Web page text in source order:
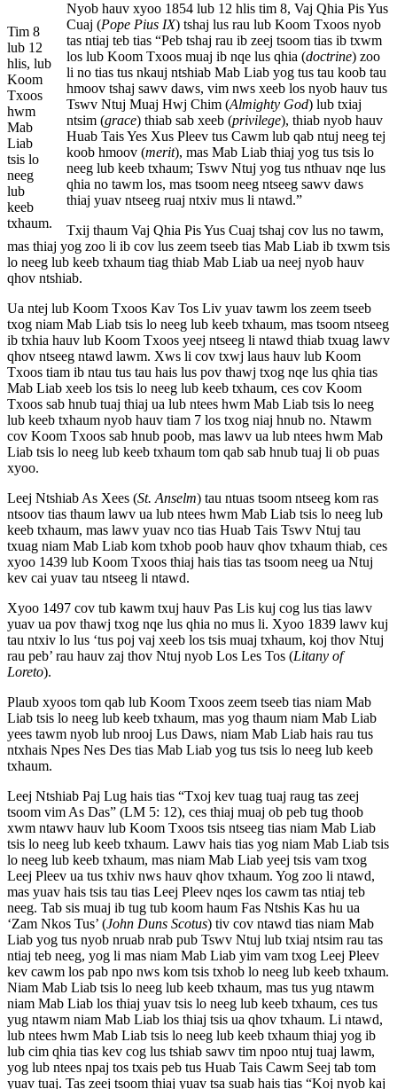
Tim 8
lub 12
hlis, lub
Koom
Txoos
hwm
Mab
Liab
tsis lo
neeg
lub
keeb
txhaum.
Nyob hauv xyoo 1854 lub 12 hlis tim 8, Vaj Qhia Pis Yus
Cuaj (Pope Pius IX) tshaj lus rau lub Koom Txoos nyob
tas ntiaj teb tias “Peb tshaj rau ib zeej tsoom tias ib txwm
los lub Koom Txoos muaj ib nqe lus qhia (doctrine) zoo
li no tias tus nkauj ntshiab Mab Liab yog tus tau koob tau
hmoov tshaj sawv daws, vim nws xeeb los nyob hauv tus
Tswv Ntuj Muaj Hwj Chim (Almighty God) lub txiaj
ntsim (grace) thiab sab xeeb (privilege), thiab nyob hauv
Huab Tais Yes Xus Pleev tus Cawm lub qab ntuj neeg tej
koob hmoov (merit), mas Mab Liab thiaj yog tus tsis lo
neeg lub keeb txhaum; Tswv Ntuj yog tus nthuav nqe lus
qhia no tawm los, mas tsoom neeg ntseeg sawv daws
thiaj yuav ntseeg ruaj ntxiv mus li ntawd.”
Txij thaum Vaj Qhia Pis Yus Cuaj tshaj cov lus no tawm,
mas thiaj yog zoo li ib cov lus zeem tseeb tias Mab Liab ib txwm tsis
lo neeg lub keeb txhaum tiag thiab Mab Liab ua neej nyob hauv
qhov ntshiab.
Ua ntej lub Koom Txoos Kav Tos Liv yuav tawm los zeem tseeb
txog niam Mab Liab tsis lo neeg lub keeb txhaum, mas tsoom ntseeg
ib txhia hauv lub Koom Txoos yeej ntseeg li ntawd thiab txuag lawv
qhov ntseeg ntawd lawm. Xws li cov txwj laus hauv lub Koom
Txoos tiam ib ntau tus tau hais lus pov thawj txog nqe lus qhia tias
Mab Liab xeeb los tsis lo neeg lub keeb txhaum, ces cov Koom
Txoos sab hnub tuaj thiaj ua lub ntees hwm Mab Liab tsis lo neeg
lub keeb txhaum nyob hauv tiam 7 los txog niaj hnub no. Ntawm
cov Koom Txoos sab hnub poob, mas lawv ua lub ntees hwm Mab
Liab tsis lo neeg lub keeb txhaum tom qab sab hnub tuaj li ob puas
xyoo.
Leej Ntshiab As Xees (St. Anselm) tau ntuas tsoom ntseeg kom ras
ntsoov tias thaum lawv ua lub ntees hwm Mab Liab tsis lo neeg lub
keeb txhaum, mas lawv yuav nco tias Huab Tais Tswv Ntuj tau
txuag niam Mab Liab kom txhob poob hauv qhov txhaum thiab, ces
xyoo 1439 lub Koom Txoos thiaj hais tias tas tsoom neeg ua Ntuj
kev cai yuav tau ntseeg li ntawd.
Xyoo 1497 cov tub kawm txuj hauv Pas Lis kuj cog lus tias lawv
yuav ua pov thawj txog nqe lus qhia no mus li. Xyoo 1839 lawv kuj
tau ntxiv lo lus ‘tus poj vaj xeeb los tsis muaj txhaum, koj thov Ntuj
rau peb’ rau hauv zaj thov Ntuj nyob Los Les Tos (Litany of
Loreto).
Plaub xyoos tom qab lub Koom Txoos zeem tseeb tias niam Mab
Liab tsis lo neeg lub keeb txhaum, mas yog thaum niam Mab Liab
yees tawm nyob lub nrooj Lus Daws, niam Mab Liab hais rau tus
ntxhais Npes Nes Des tias Mab Liab yog tus tsis lo neeg lub keeb
txhaum.
Leej Ntshiab Paj Lug hais tias “Txoj kev tuag tuaj raug tas zeej
tsoom vim As Das” (LM 5: 12), ces thiaj muaj ob peb tug thoob
xwm ntawv hauv lub Koom Txoos tsis ntseeg tias niam Mab Liab
tsis lo neeg lub keeb txhaum. Lawv hais tias yog niam Mab Liab tsis
lo neeg lub keeb txhaum, mas niam Mab Liab yeej tsis vam txog
Leej Pleev ua tus txhiv nws hauv qhov txhaum. Yog zoo li ntawd,
mas yuav hais tsis tau tias Leej Pleev nqes los cawm tas ntiaj teb
neeg. Tab sis muaj ib tug tub koom haum Fas Ntshis Kas hu ua
‘Zam Nkos Tus’ (John Duns Scotus) tiv cov ntawd tias niam Mab
Liab yog tus nyob nruab nrab pub Tswv Ntuj lub txiaj ntsim rau tas
ntiaj teb neeg, yog li mas niam Mab Liab yim vam txog Leej Pleev
kev cawm los pab npo nws kom tsis txhob lo neeg lub keeb txhaum.
Niam Mab Liab tsis lo neeg lub keeb txhaum, mas tus yug ntawm
niam Mab Liab los thiaj yuav tsis lo neeg lub keeb txhaum, ces tus
yug ntawm niam Mab Liab los thiaj tsis ua qhov txhaum. Li ntawd,
lub ntees hwm Mab Liab tsis lo neeg lub keeb txhaum thiaj yog ib
lub cim qhia tias kev cog lus tshiab sawv tim npoo ntuj tuaj lawm,
yog lub ntees npaj tos txais peb tus Huab Tais Cawm Seej tab tom
yuav tuaj. Tas zeej tsoom thiaj yuav tsa suab hais tias “Koj nyob kaj